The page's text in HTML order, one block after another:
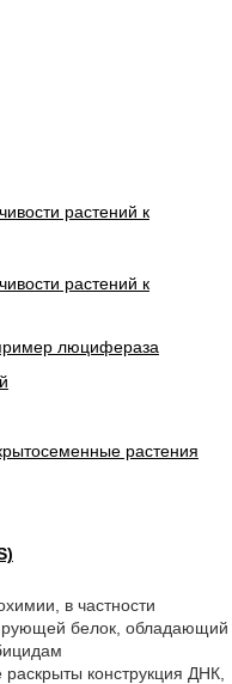
люцифераза
растения
в частности
белок, обладающий
конструкция ДНК,